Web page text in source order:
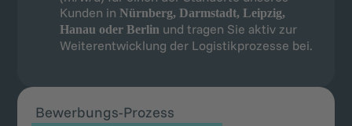
Kunden in Nürnberg, Darmstadt, Leipzig,
Hanau oder Berlin und tragen Sie aktiv zur
Weiterentwicklung der Logistikprozesse bei.
Bewerbungs-Prozess